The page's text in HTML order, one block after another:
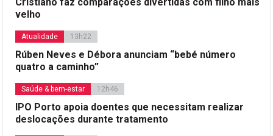
Cristiano faz comparações divertidas com filho mais
velho
Atualidade 13h22
Rúben Neves e Débora anunciam “bebé número
quatro a caminho”
Saúde & bem-estar 12h46
IPO Porto apoia doentes que necessitam realizar
deslocações durante tratamento